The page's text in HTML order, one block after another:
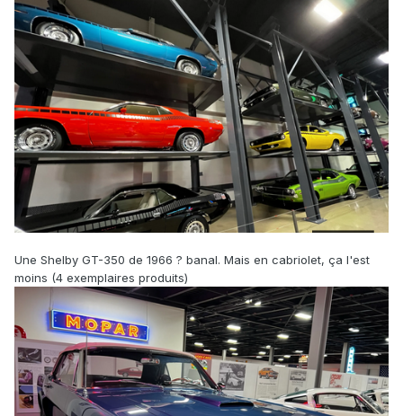
Une Shelby GT-350 de 1966 ? banal. Mais en cabriolet, ça l'est
moins (4 exemplaires produits)